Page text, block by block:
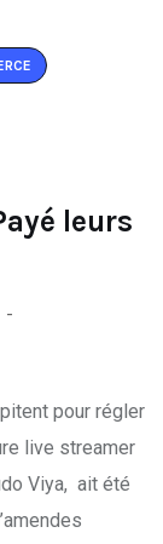
leurs
pour régler
live streamer
Viya, ait été